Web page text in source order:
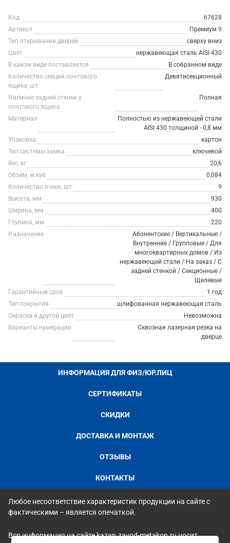
Код
67628
Артикул
Премиум 9
Тип открывания дверей
сверху вниз
Цвет
нержавеющая сталь AISI 430
В каком виде поставляется
В собранном виде
Количество секций почтового
ящика, шт
Девятисекционный
Наличие задней стенки у
почтового ящика
Полная
Материал
Полностью из нержавеющей стали
AISI 430 толщиной - 0,8 мм
Упаковка
картон
Тип системы замка
ключевой
Вес, кг
20,6
Объем, м.куб
0,084
Количество ячеек, шт
9
Высота, мм
930
Ширина, мм
400
Глубина, мм
220
Назначение
Абонентские / Вертикальные /
Внутренние / Групповые / Для
многоквартирных домов / Из
нержавеющей стали / На заказ / С
задней стенкой / Секционные /
Щелевые
Гарантийный срок
1 год
Тип покрытия
шлифованная нержавеющая сталь
Окраска в другой цвет
Невозможна
Варианты нумерации
Сквозная лазерная резка на
дверце
ИНФОРМАЦИЯ ДЛЯ ФИЗ/ЮР.ЛИЦ
СЕРТИФИКАТЫ
СКИДКИ
ДОСТАВКА И МОНТАЖ
ОТЗЫВЫ
КОНТАКТЫ
Любое несоответствие характеристик продукции на сайте с
фактическими – является опечаткой.
Вся информация на сайте kazan.zavod-metakon.ru носит